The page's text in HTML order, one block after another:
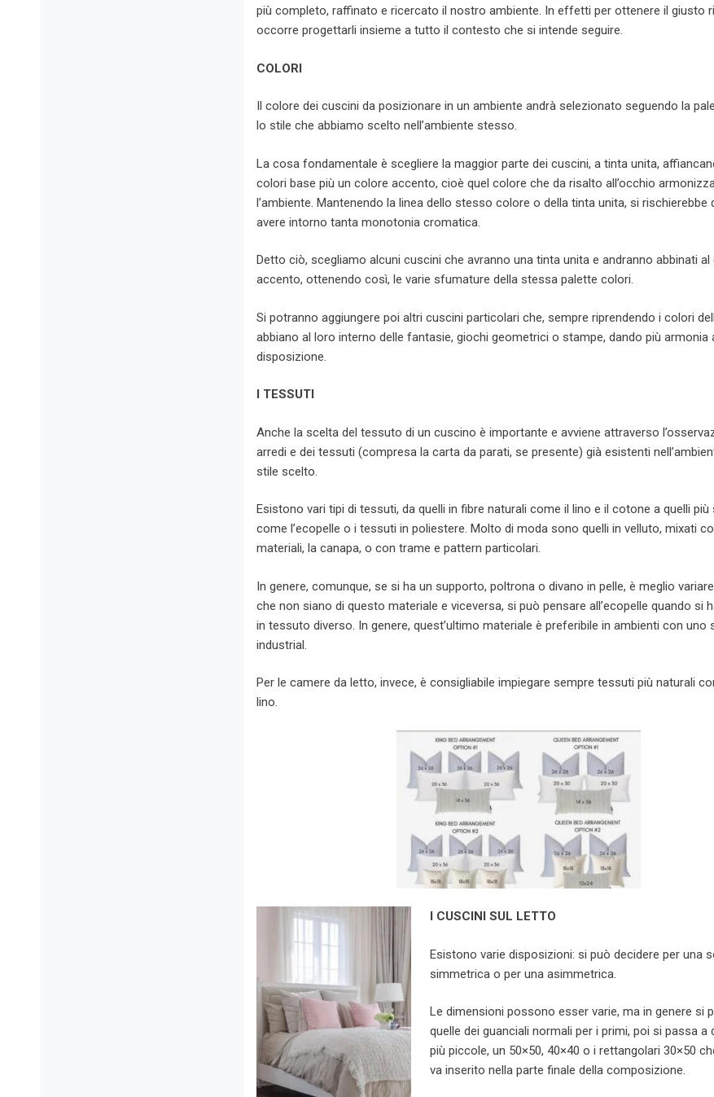
più completo, raffinato e ricercato il nostro ambiente. In effetti per ottenere il giusto
occorre progettarli insieme a tutto il contesto che si intende seguire.
COLORI
Il colore dei cuscini da posizionare in un ambiente andrà selezionato seguendo la
lo stile che abbiamo scelto nell’ambiente stesso.
La cosa fondamentale è scegliere la maggior parte dei cuscini, a tinta unita,
colori base più un colore accento, cioè quel colore che da risalto all’occhio
l’ambiente. Mantenendo la linea dello stesso colore o della tinta unita, si rischierebbe
avere intorno tanta monotonia cromatica.
Detto ciò, scegliamo alcuni cuscini che avranno una tinta unita e andranno abbinati al
accento, ottenendo così, le varie sfumature della stessa palette colori.
Si potranno aggiungere poi altri cuscini particolari che, sempre riprendendo i colori
abbiano al loro interno delle fantasie, giochi geometrici o stampe, dando più armonia
disposizione.
I TESSUTI
Anche la scelta del tessuto di un cuscino è importante e avviene attraverso
arredi e dei tessuti (compresa la carta da parati, se presente) già esistenti
stile scelto.
Esistono vari tipi di tessuti, da quelli in fibre naturali come il lino e il cotone a quelli più
come l’ecopelle o i tessuti in poliestere. Molto di moda sono quelli in velluto, mixati
materiali, la canapa, o con trame e pattern particolari.
In genere, comunque, se si ha un supporto, poltrona o divano in pelle, è meglio
che non siano di questo materiale e viceversa, si può pensare all’ecopelle quando si
in tessuto diverso. In genere, quest’ultimo materiale è preferibile in ambienti con uno
industrial.
Per le camere da letto, invece, è consigliabile impiegare sempre tessuti più naturali
lino.
I CUSCINI SUL LETTO
Esistono varie disposizioni: si può decidere per una
simmetrica o per una asimmetrica.
Le dimensioni possono esser varie, ma in genere si
quelle dei guanciali normali per i primi, poi si passa a
più piccole, un 50×50, 40×40 o i rettangolari 30×50
va inserito nella parte finale della composizione.